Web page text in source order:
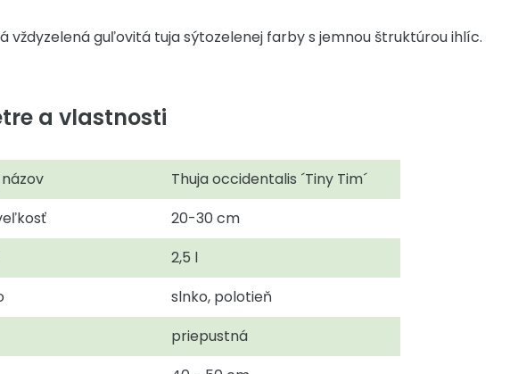
vždyzelená guľovitá tuja sýtozelenej farby s jemnou štruktúrou ihlíc.
a vlastnosti
Thuja occidentalis ´Tiny Tim´
20-30 cm
2,5 l
slnko, polotieň
priepustná